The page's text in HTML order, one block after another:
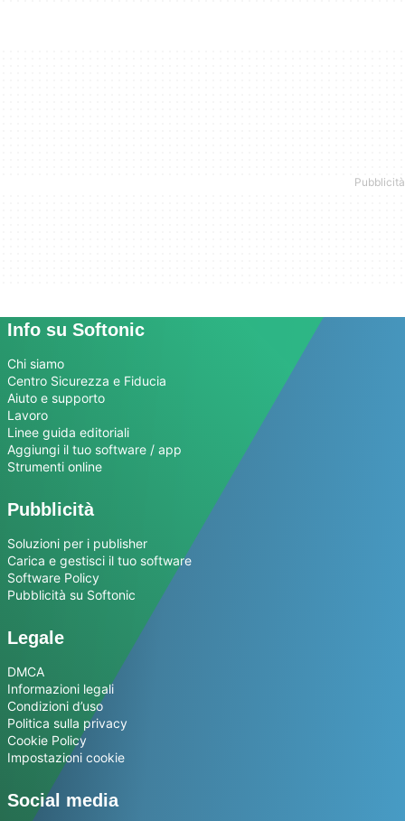
Info su Softonic
Chi siamo
Centro Sicurezza e Fiducia
Aiuto e supporto
Lavoro
Linee guida editoriali
Aggiungi il tuo software / app
Strumenti online
Pubblicità
Soluzioni per i publisher
Carica e gestisci il tuo software
Software Policy
Pubblicità su Softonic
Legale
DMCA
Informazioni legali
Condizioni d’uso
Politica sulla privacy
Cookie Policy
Impostazioni cookie
Social media